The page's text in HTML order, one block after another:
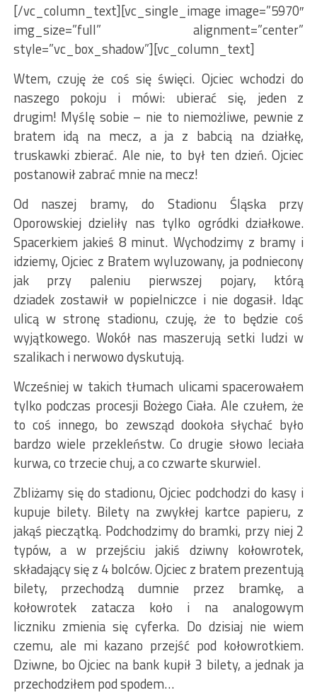
[/vc_column_text][vc_single_image image=”5970″
img_size=”full” alignment=”center”
style=”vc_box_shadow”][vc_column_text]
Wtem, czuję że coś się święci. Ojciec wchodzi do
naszego pokoju i mówi: ubierać się, jeden z
drugim! Myślę sobie – nie to niemożliwe, pewnie z
bratem idą na mecz, a ja z babcią na działkę,
truskawki zbierać. Ale nie, to był ten dzień. Ojciec
postanowił zabrać mnie na mecz!
Od naszej bramy, do Stadionu Śląska przy
Oporowskiej dzieliły nas tylko ogródki działkowe.
Spacerkiem jakieś 8 minut. Wychodzimy z bramy i
idziemy, Ojciec z Bratem wyluzowany, ja podniecony
jak przy paleniu pierwszej pojary, którą
dziadek zostawił w popielniczce i nie dogasił. Idąc
ulicą w stronę stadionu, czuję, że to będzie coś
wyjątkowego. Wokół nas maszerują setki ludzi w
szalikach i nerwowo dyskutują.
Wcześniej w takich tłumach ulicami spacerowałem
tylko podczas procesji Bożego Ciała. Ale czułem, że
to coś innego, bo zewsząd dookoła słychać było
bardzo wiele przekleństw. Co drugie słowo leciała
kurwa, co trzecie chuj, a co czwarte skurwiel.
Zbliżamy się do stadionu, Ojciec podchodzi do kasy i
kupuje bilety. Bilety na zwykłej kartce papieru, z
jakąś pieczątką. Podchodzimy do bramki, przy niej 2
typów, a w przejściu jakiś dziwny kołowrotek,
składający się z 4 bolców. Ojciec z bratem prezentują
bilety, przechodzą dumnie przez bramkę, a
kołowrotek zatacza koło i na analogowym
liczniku zmienia się cyferka. Do dzisiaj nie wiem
czemu, ale mi kazano przejść pod kołowrotkiem.
Dziwne, bo Ojciec na bank kupił 3 bilety, a jednak ja
przechodziłem pod spodem…